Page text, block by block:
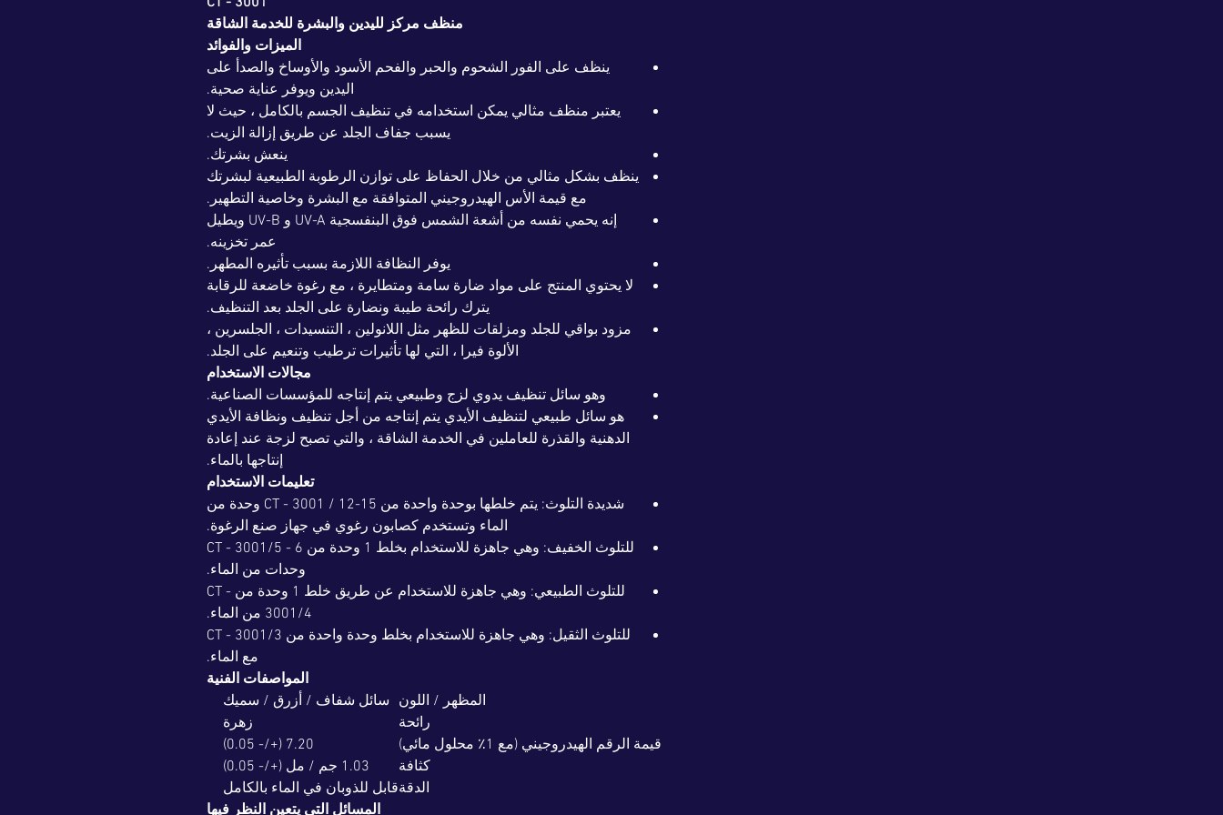
منظف مركز لليدين والبشرة للخدمة الشاقة
الميزات والفوائد
ينظف على الفور الشحوم والحبر والفحم الأسود والأوساخ والصدأ على
اليدين ويوفر عناية صحية.
يعتبر منظف مثالي يمكن استخدامه في تنظيف الجسم بالكامل ، حيث لا
يسبب جفاف الجلد عن طريق إزالة الزيت.
ينعش بشرتك.
ينظف بشكل مثالي من خلال الحفاظ على توازن الرطوبة الطبيعية لبشرتك
مع قيمة الأس الهيدروجيني المتوافقة مع البشرة وخاصية التطهير.
إنه يحمي نفسه من أشعة الشمس فوق البنفسجية UV-A و UV-B ويطيل
عمر تخزينه.
يوفر النظافة اللازمة بسبب تأثيره المطهر.
لا يحتوي المنتج على مواد ضارة سامة ومتطايرة ، مع رغوة خاضعة للرقابة
يترك رائحة طيبة ونضارة على الجلد بعد التنظيف.
مزود بواقي للجلد ومزلقات للظهر مثل اللانولين ، التنسيدات ، الجلسرين ،
الألوة فيرا ، التي لها تأثيرات ترطيب وتنعيم على الجلد.
مجالات الاستخدام
وهو سائل تنظيف يدوي لزج وطبيعي يتم إنتاجه للمؤسسات الصناعية.
هو سائل طبيعي لتنظيف الأيدي يتم إنتاجه من أجل تنظيف ونظافة الأيدي
الدهنية والقذرة للعاملين في الخدمة الشاقة ، والتي تصبح لزجة عند إعادة
إنتاجها بالماء.
تعليمات الاستخدام
شديدة التلوث: يتم خلطها بوحدة واحدة من CT - 3001 / 12-15 وحدة من
الماء وتستخدم كصابون رغوي في جهاز صنع الرغوة.
للتلوث الخفيف: وهي جاهزة للاستخدام بخلط 1 وحدة من CT - 3001/5 - 6
وحدات من الماء.
للتلوث الطبيعي: وهي جاهزة للاستخدام عن طريق خلط 1 وحدة من CT -
3001/4 من الماء.
للتلوث الثقيل: وهي جاهزة للاستخدام بخلط وحدة واحدة من CT - 3001/3
مع الماء.
المواصفات الفنية
المظهر / اللون سائل شفاف / أزرق / سميك
رائحة
زهرة
قيمة الرقم الهيدروجيني (مع 1٪ محلول مائي)
7.20 (+/- 0.05)
كثافة
1.03 جم / مل (+/- 0.05)
الدقةقابل للذوبان في الماء بالكامل
المسائل التي يتعين النظر فيها